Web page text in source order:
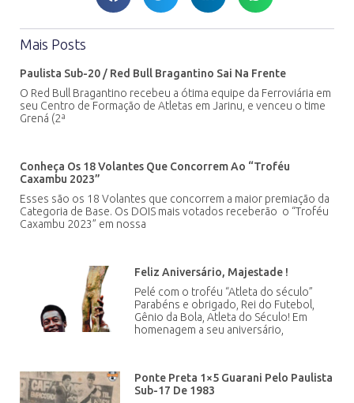
Mais Posts
Paulista Sub-20 / Red Bull Bragantino Sai Na Frente
O Red Bull Bragantino recebeu a ótima equipe da Ferroviária em
seu Centro de Formação de Atletas em Jarinu, e venceu o time
Grená (2ª
Conheça Os 18 Volantes Que Concorrem Ao “Troféu
Caxambu 2023”
Esses são os 18 Volantes que concorrem a maior premiação da
Categoria de Base. Os DOIS mais votados receberão o “Troféu
Caxambu 2023” em nossa
Feliz Aniversário, Majestade !
Pelé com o troféu “Atleta do século”
Parabéns e obrigado, Rei do Futebol,
Gênio da Bola, Atleta do Século! Em
homenagem a seu aniversário,
Ponte Preta 1×5 Guarani Pelo Paulista
Sub-17 De 1983